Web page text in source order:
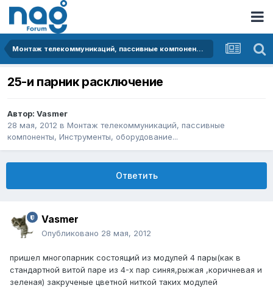
Монтаж телекоммуникаций, пассивные компоненты, Инструменты, оборудование...
25-и парник расключение
Автор: Vasmer
28 мая, 2012 в Монтаж телекоммуникаций, пассивные
компоненты, Инструменты, оборудование...
Ответить
Vasmer
Опубликовано 28 мая, 2012
пришел многопарник состоящий из модулей 4 пары(как в
стандартной витой паре из 4-х пар синяя,рыжая ,коричневая и
зеленая) закрученые цветной ниткой таких модулей